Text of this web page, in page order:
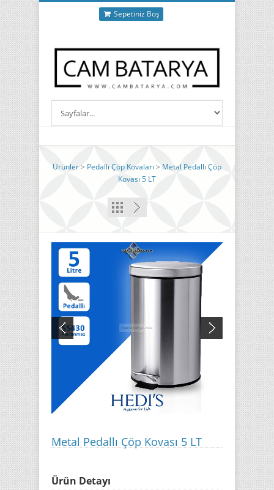
Sepetiniz Boş
Ürünler> Pedallı Çöp Kovaları > Metal Pedallı Çöp
Kovası 5 LT
Metal Pedallı Çöp Kovası 5 LT
Ürün Detayı